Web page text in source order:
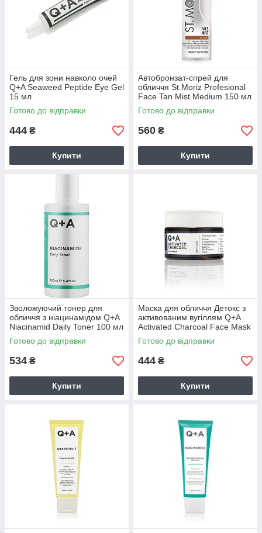
Гель для зони навколо очей
Q+A Seaweed Peptide Eye Gel
15 мл
Готово до відправки
444 ₴
Купити
Автобронзат-спрей для
обличчя St.Moriz Profesional
Face Tan Mist Medium 150 мл
Готово до відправки
560 ₴
Купити
Зволожуючий тонер для
обличчя з ніацинамідом Q+A
Niacinamid Daily Toner 100 мл
Готово до відправки
534 ₴
Купити
Маска для обличчя Детокс з
активованим вугіллям Q+A
Activated Charcoal Face Mask
50 г
Готово до відправки
444 ₴
Купити